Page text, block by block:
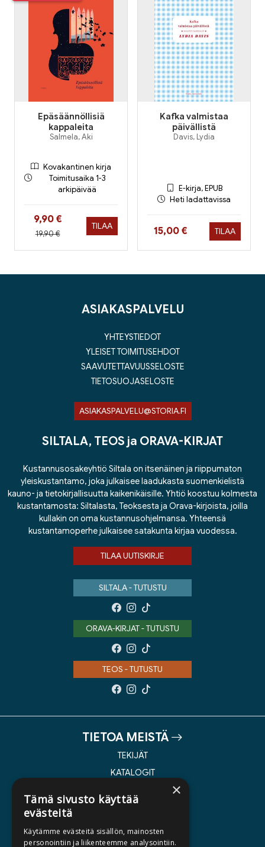
Epäsäännöllisiä
kappaleita
Salmela, Aki
Kovakantinen kirja
Toimitusaika 1-3
arkipäivää
Hinta nyt
9,90 €
Hinta aiemmin
19,90 €
TILAA
Kafka valmistaa
päivällistä
Davis, Lydia
E-kirja, EPUB
Heti ladattavissa
Hinta nyt
15,00 € TILAA
ASIAKASPALVELU
YHTEYSTIEDOT
YLEISET TOIMITUSEHDOT
SAAVUTETTAVUUSSELOSTE
TIETOSUOJASELOSTE
ASIAKASPALVELU@STORIA.FI
SILTALA, TEOS ja ORAVA-KIRJAT
Kustannusosakeyhtiö Siltala on itsenäinen ja riippumaton
yleiskustantamo, joka julkaisee laadukasta suomenkielistä
kauno- ja tietokirjallisuutta kaikenikäisille. Yhtiö koostuu kolmesta
kustantamosta: Siltalasta, Teoksesta ja Orava-kirjoista, joilla
kullakin on oma kustannusohjelmansa. Yhteensä
kustantamoperhe julkaisee satakunta kirjaa vuodessa.
TILAA UUTISKIRJE
SILTALA - TUTUSTU
ORAVA-KIRJAT - TUTUSTU
TEOS - TUTUSTU
TIETOA MEISTÄ
TEKIJÄT
KATALOGIT
KIRJA TILAUSTYÖNÄ
×
Tämä sivusto käyttää
evästeitä
Käytämme evästeitä sisällön, mainosten
personointiin ja liikenteemme analysointiin.